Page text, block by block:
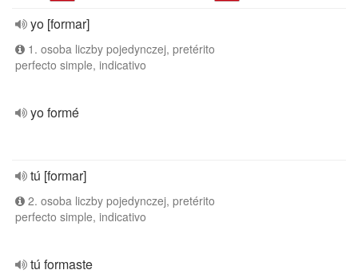
yo [formar]
1. osoba liczby pojedynczej, pretérito
perfecto simple, indicativo
yo formé
tú [formar]
2. osoba liczby pojedynczej, pretérito
perfecto simple, indicativo
tú formaste